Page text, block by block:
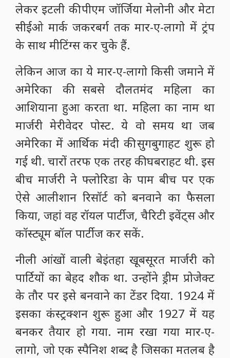
लेकर इटली की पीएम जॉर्जिया मेलोनी और मेटा
सीईओ मार्क जकरबर्ग तक मार-ए-लागो में ट्रंप
के साथ मीटिंग्स कर चुके हैं.
लेकिन आज का ये मार-ए-लागो किसी जमाने में
अमेरिका की सबसे दौलतमंद महिला का
आशियाना हुआ करता था. महिला का नाम था
मार्जरी मेरीवेदर पोस्ट. ये वो समय था जब
अमेरिका में आर्थिक मंदी की सुगबुगाहट शुरू हो
गई थी. चारों तरफ एक तरह की घबराहट थी. इस
बीच मार्जरी ने फ्लोरिडा के पाम बीच पर एक
ऐसे आलीशान रिसॉर्ट को बनवाने का फैसला
किया, जहां वह रॉयल पार्टीज, चैरिटी इवेंट्स और
कॉस्ट्यूम बॉल पार्टीज कर सकें.
नीली आंखों वाली बेइंतहा खूबसूरत मार्जरी को
पार्टियों का बेहद शौक था. उन्होंने ड्रीम प्रोजेक्ट
के तौर पर इसे बनवाने का टेंडर दिया. 1924 में
इसका कंस्ट्रक्शन शुरू हुआ और 1927 में यह
बनकर तैयार हो गया. नाम रखा गया मार-ए-
लागो, जो एक स्पैनिश शब्द है जिसका मतलब है